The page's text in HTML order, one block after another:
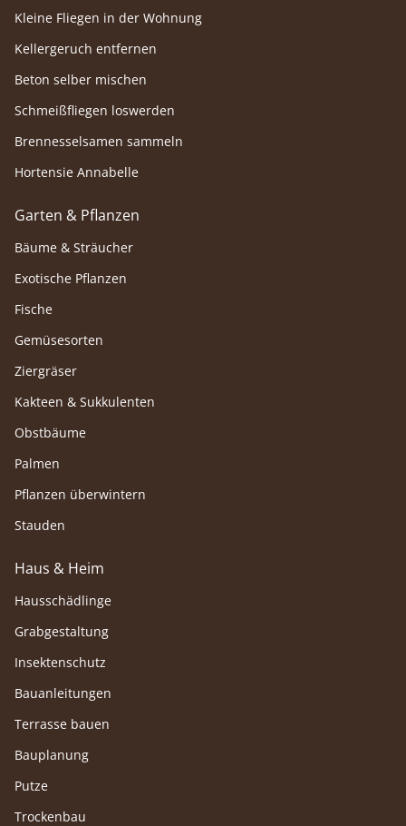
Kleine Fliegen in der Wohnung
Kellergeruch entfernen
Beton selber mischen
Schmeißfliegen loswerden
Brennesselsamen sammeln
Hortensie Annabelle
Garten & Pflanzen
Bäume & Sträucher
Exotische Pflanzen
Fische
Gemüsesorten
Ziergräser
Kakteen & Sukkulenten
Obstbäume
Palmen
Pflanzen überwintern
Stauden
Haus & Heim
Hausschädlinge
Grabgestaltung
Insektenschutz
Bauanleitungen
Terrasse bauen
Bauplanung
Putze
Trockenbau